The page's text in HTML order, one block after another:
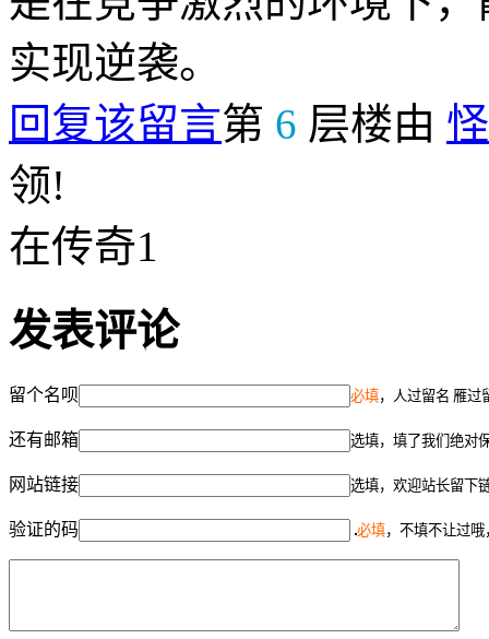
实现逆袭。
回复该留言第 6 层楼由
领!
在传奇1
发表评论
留个名呗 必填，人过留名 雁过
还有邮箱 选填，填了我们绝对
网站链接 选填，欢迎站长留下
验证的码 必填，不填不让过